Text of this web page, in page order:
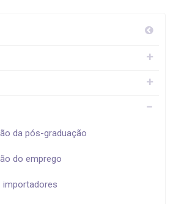
da pós-graduação
do emprego
importadores